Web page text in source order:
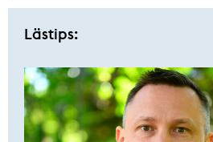
Lästips: